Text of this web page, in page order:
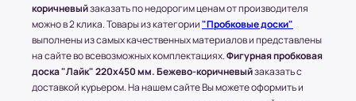
Самые популярные Транспортные Компании:
ПЭК, СДЭК.
* Доставку, Наши клиенты оплачивают при
получении.
Доставка товара до пункта ТК по Москве
коричневыйзаказать по недорогим ценам от производителя
можно в 2 клика. Товары из категории"Пробковые доски"
выполнены из самых качественных материалов и представлены
на сайте во всевозможных комплектациях.Фигурная пробковая
доска "Лайк" 220x450 мм. Бежево-коричневыйзаказать с
доставкой курьером. На нашем сайте Вы можете оформить и